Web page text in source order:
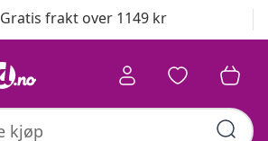
Gratis frakt over 1149 kr